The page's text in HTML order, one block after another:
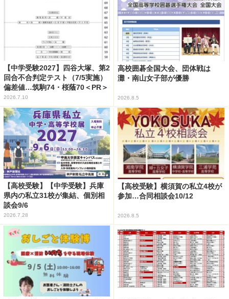
【中学受験2027】四谷大塚、第2
回合不合判定テスト（7/5実施）
偏差値…筑駒74・桜蔭70＜PR＞
2026.7.10
高校囲碁全国大会、団体戦は
灘・南山女子部が優勝
2026.8.5
【高校受験】【中学受験】兵庫
県内の私立31校が集結、個別相
談会9/6
2026.7.28
【高校受験】横須賀の私立4校が
参加…合同相談会10/12
2026.8.5